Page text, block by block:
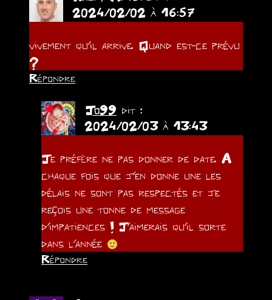
2024/02/02 à 16:57
vivement qu’il arrive. Quand est-ce prévu
?
Répondre
Jo99 dit :
2024/02/03 à 13:43
Je préfère ne pas donner de date. A
chaque fois que j’en donne une les
délais ne sont pas respectés et je
reçois une tonne de message
d’impatiences ! J’aimerais qu’il sorte
dans l’année
Répondre